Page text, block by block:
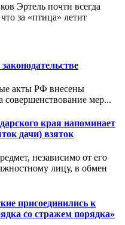
Эртель почти всегда
за «птица» летит
акты РФ внесены
совершенствование мер...
края напоминает
дачи) взяток
независимо от его
лицу, в обмен
присоединились к
со стражем порядка»